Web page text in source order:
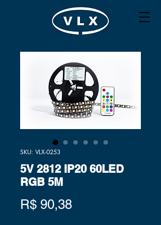
SKU: VLX-0253
5V 2812 IP20 60LED
RGB 5M
R$ 90,38Preço